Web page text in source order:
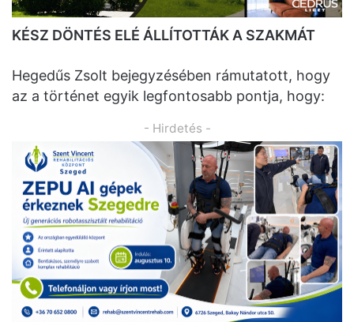
KÉSZ DÖNTÉS ELÉ ÁLLÍTOTTÁK A SZAKMÁT
Hegedűs Zsolt bejegyzésében rámutatott, hogy
az a történet egyik legfontosabb pontja, hogy:
- Hirdetés -